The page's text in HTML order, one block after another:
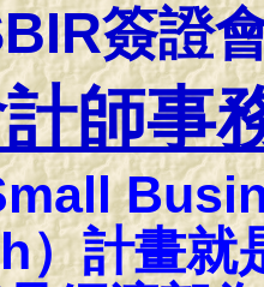
簽證
師事
）計畫就